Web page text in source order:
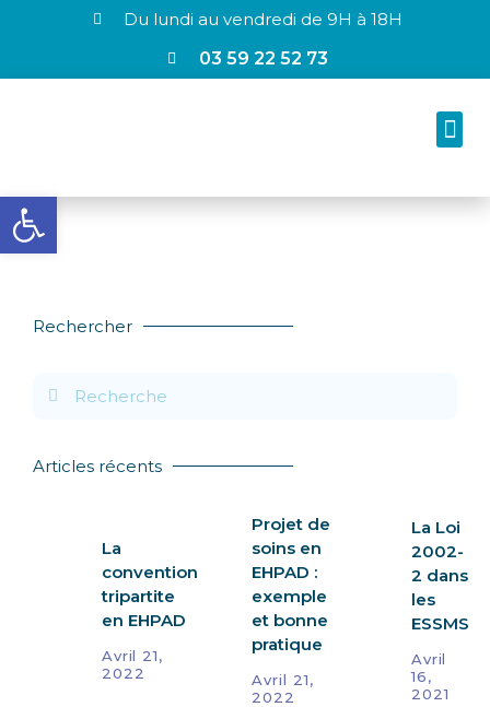
Du lundi au vendredi de 9H à 18H
03 59 22 52 73
Rechercher
Articles récents
La
convention
tripartite
en EHPAD
Avril 21,
2022
Projet de
soins en
EHPAD :
exemple
et bonne
pratique
Avril 21,
2022
La Loi
2002-
2 dans
les
ESSMS
Avril
16,
2021
Ouvrir la barre d’outils